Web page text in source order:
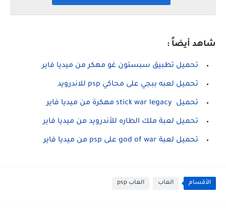
شاهد أيضاً :
تحميل تطبيق سبستون غو مهكر من ميديا فاير
تحميل لعبه ببجي على محاكي psp للاندرويد
تحميل stick war legacy مهكرة من ميديا فاير
تحميل لعبة ملك الطاره للأندرويد من ميديا فاير
تحميل لعبة god of war على psp من ميديا فاير
الأقسام العاب العاب psp